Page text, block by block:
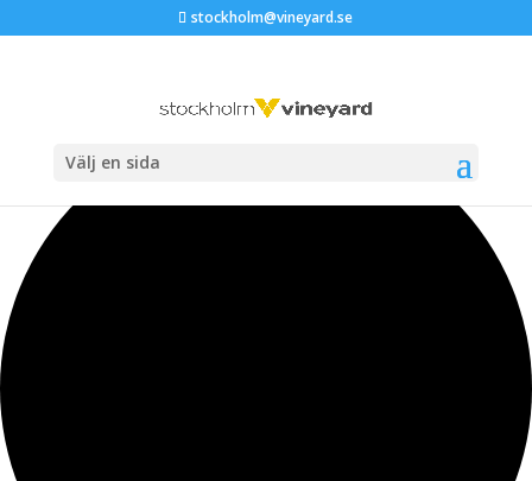
stockholm@vineyard.se
Välj en sida
35 evenemang har hittats.